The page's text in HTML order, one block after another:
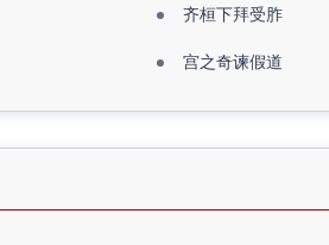
齐桓下拜受胙
宫之奇谏假道